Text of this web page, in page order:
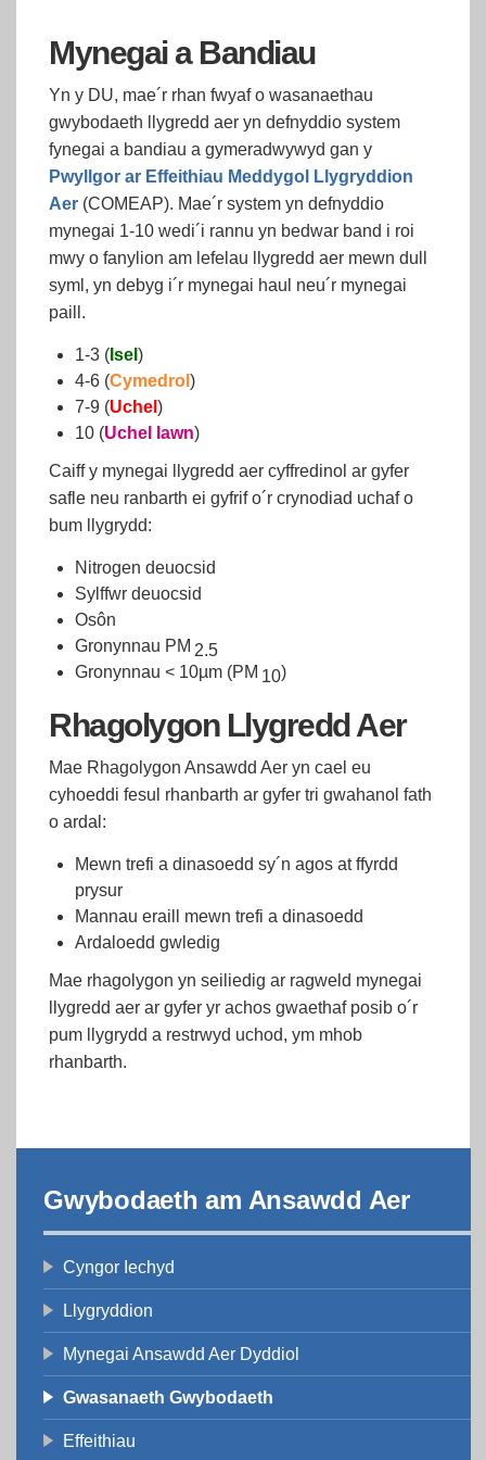
Mynegai a Bandiau
Yn y DU, mae´r rhan fwyaf o wasanaethau
gwybodaeth llygredd aer yn defnyddio system
fynegai a bandiau a gymeradwywyd gan y
Pwyllgor ar Effeithiau Meddygol Llygryddion
Aer (COMEAP). Mae´r system yn defnyddio
mynegai 1-10 wedi´i rannu yn bedwar band i roi
mwy o fanylion am lefelau llygredd aer mewn dull
syml, yn debyg i´r mynegai haul neu´r mynegai
paill.
1-3 ( Isel )
4-6 (Cymedrol )
7-9 (Uchel )
10 (Uchel Iawn)
Caiff y mynegai llygredd aer cyffredinol ar gyfer
safle neu ranbarth ei gyfrif o´r crynodiad uchaf o
bum llygrydd:
Nitrogen deuocsid
Sylffwr deuocsid
Osôn
Gronynnau PM 2.5
Gronynnau < 10µm (PM 10)
Rhagolygon Llygredd Aer
Mae Rhagolygon Ansawdd Aer yn cael eu
cyhoeddi fesul rhanbarth ar gyfer tri gwahanol fath
o ardal:
Mewn trefi a dinasoedd sy´n agos at ffyrdd
prysur
Mannau eraill mewn trefi a dinasoedd
Ardaloedd gwledig
Mae rhagolygon yn seiliedig ar ragweld mynegai
llygredd aer ar gyfer yr achos gwaethaf posib o´r
pum llygrydd a restrwyd uchod, ym mhob
rhanbarth.
Gwybodaeth am Ansawdd Aer
Cyngor Iechyd
Llygryddion
Mynegai Ansawdd Aer Dyddiol
Gwasanaeth Gwybodaeth
Effeithiau